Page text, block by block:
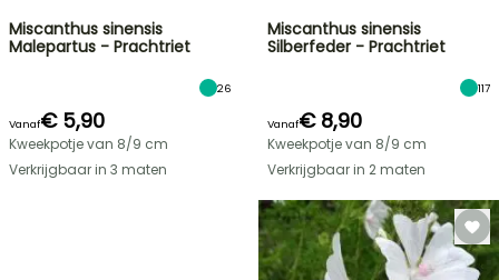
Miscanthus sinensis
Malepartus - Prachtriet
26
Vanaf€ 5,90
Kweekpotje van 8/9 cm
Verkrijgbaar in 3 maten
Miscanthus sinensis
Silberfeder - Prachtriet
117
Vanaf€ 8,90
Kweekpotje van 8/9 cm
Verkrijgbaar in 2 maten